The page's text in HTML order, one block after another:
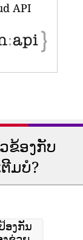
API
ຂ້ອງກັບ
ມບໍ?
ອງກັນ